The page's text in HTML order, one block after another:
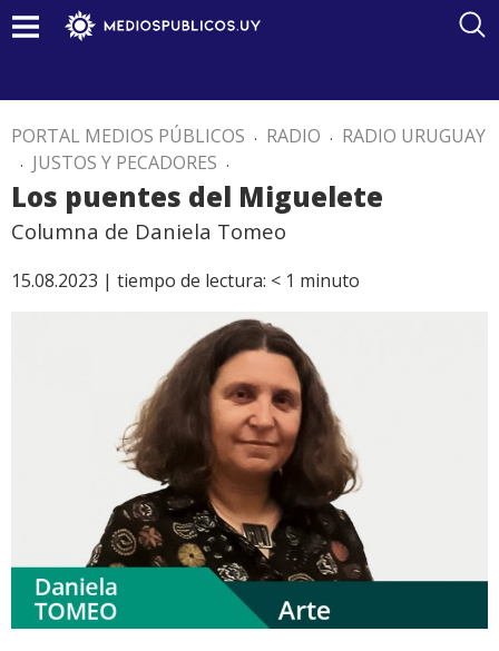
PORTAL MEDIOS PÚBLICOS . RADIO . RADIO URUGUAY
. JUSTOS Y PECADORES .
Los puentes del Miguelete
Columna de Daniela Tomeo
15.08.2023 | tiempo de lectura: < 1 minuto